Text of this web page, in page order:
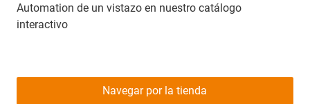
Automation de un vistazo en nuestro catálogo
interactivo
Navegar por la tienda